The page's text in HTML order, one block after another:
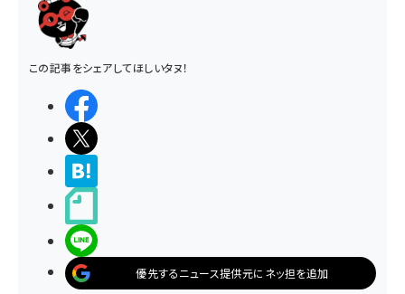
この記事をシェアしてほしいタヌ！
優先するニュース提供元にネッ担を追加